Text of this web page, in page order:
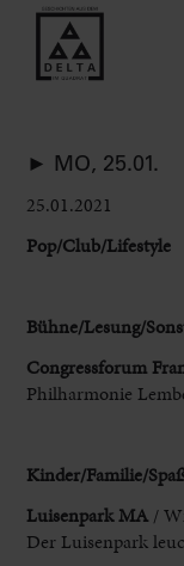
► MO, 25.01.
25.01.2021
Pop/Club/Lifestyle
Bühne/Lesung/
Congressforum
Philharmonie
Kinder/Familie/
Luisenpark MA /
Der Luisenpark